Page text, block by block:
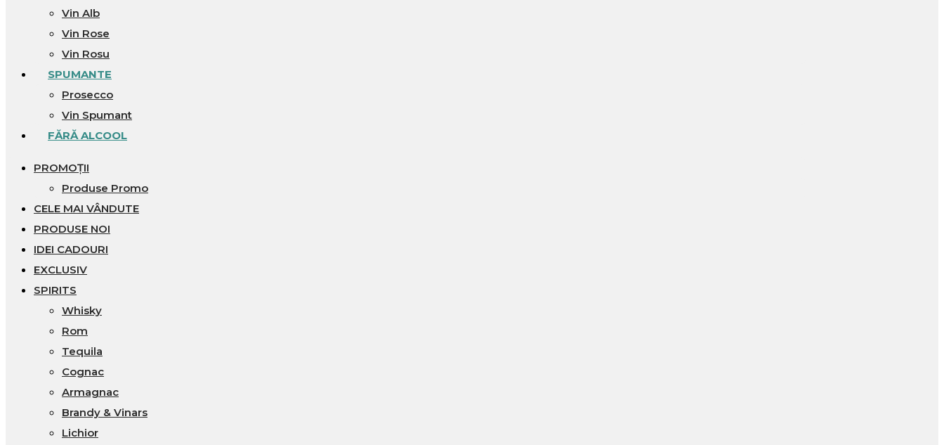
Vin Alb
Vin Rose
Vin Rosu
SPUMANTE
Prosecco
Vin Spumant
FĂRĂ ALCOOL
PROMOȚII
Produse Promo
CELE MAI VÂNDUTE
PRODUSE NOI
IDEI CADOURI
EXCLUSIV
SPIRITS
Whisky
Rom
Tequila
Cognac
Armagnac
Brandy & Vinars
Lichior